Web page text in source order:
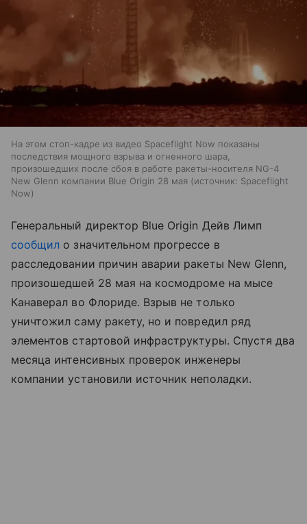
На этом стоп-кадре из видео Spaceflight Now показаны
последствия мощного взрыва и огненного шара,
произошедших после сбоя в работе ракеты-носителя NG-4
New Glenn компании Blue Origin 28 мая
источник: Spaceflight
Now
Генеральный директор Blue Origin Дейв Лимп
сообщил о значительном прогрессе в
расследовании причин аварии ракеты New Glenn,
произошедшей 28 мая на космодроме на мысе
Канаверал во Флориде. Взрыв не только
уничтожил саму ракету, но и повредил ряд
элементов стартовой инфраструктуры. Спустя два
месяца интенсивных проверок инженеры
компании установили источник неполадки.